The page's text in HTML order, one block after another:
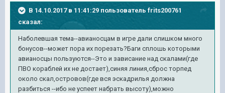
В 14.10.2017 в 11:41:29 пользователь frits200761
сказал:
Наболевшая тема--авианосцам в игре дали слишком много
бонусов--может пора их порезать?Баги сплошь которыми
авианосцы пользуются--Это и зависание над скалами(где
ПВО кораблей их не достает),синяя линия,сброс торпед
около скал,островов(где вся эскадрилья должна
разбиться --ибо не успеет набрать высоту),можно